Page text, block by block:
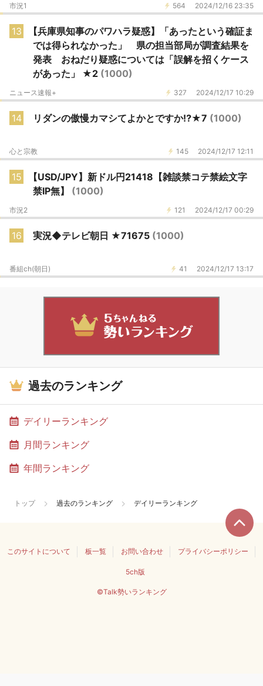
564 2024/12/16 23:35
市況1
13
【兵庫県知事のパワハラ疑惑】「あったという確証ま
では得られなかった」 県の担当部局が調査結果を
発表 おねだり疑惑については「誤解を招くケース
があった」 ★2 (1000)
327 2024/12/17 10:29
ニュース速報+
14 リダンの傲慢カマシてよかとですか⁉️★7 (1000)
145 2024/12/17 12:11
心と宗教
15
【USD/JPY】新ドル円21418【雑談禁コテ禁絵文字
禁IP無】 (1000)
121 2024/12/17 00:29
市況2
16 実況◆テレビ朝日 ★71675 (1000)
41 2024/12/17 13:17
番組ch(朝日)
過去のランキング
デイリーランキング
月間ランキング
年間ランキング
トップ 過去のランキング デイリーランキング
このサイトについて 板一覧 お問い合わせ プライバシーポリシー
5ch版
©Talk勢いランキング